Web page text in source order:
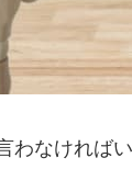
なければ